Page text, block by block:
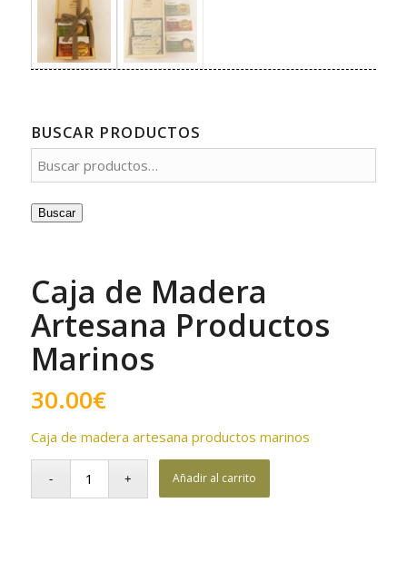
BUSCAR PRODUCTOS
Buscar
Caja de Madera
Artesana Productos
Marinos
30.00€
Caja de madera artesana productos marinos
Añadir al carrito